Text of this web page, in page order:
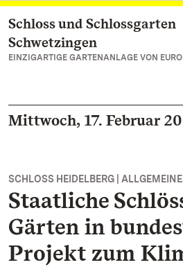
Zum Hauptinhalt springen
Schloss und Schlossgarten
Schwetzingen
EINZIGARTIGE GARTENANLAGE VON
Mittwoch, 17. Februar
SCHLOSS HEIDELBERG |
Staatliche
Gärten in
Projekt zum